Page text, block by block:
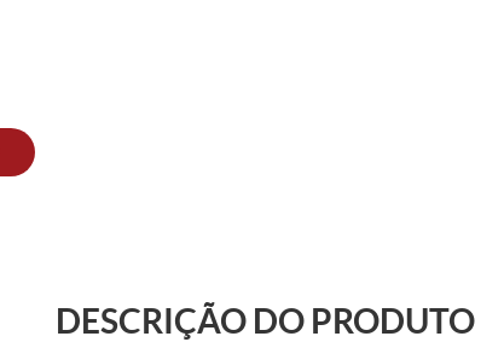
DESCRIÇÃO DO PRODUTO